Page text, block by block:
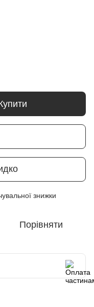
знижки
Порівняти